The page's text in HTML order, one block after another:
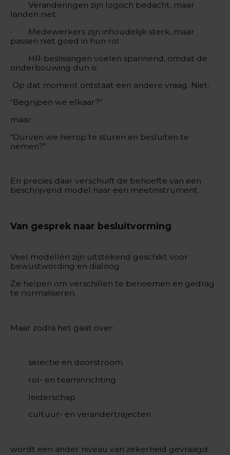
· Veranderingen zijn logisch bedacht, maar
landen niet
· Medewerkers zijn inhoudelijk sterk, maar
passen niet goed in hun rol
· HR-beslissingen voelen spannend, omdat de
onderbouwing dun is
Op dat moment ontstaat een andere vraag. Niet:
“Begrijpen we elkaar?”
maar:
“Durven we hierop te sturen en besluiten te
nemen?”
En precies daar verschuift de behoefte van een
beschrijvend model naar een meetinstrument.
Van gesprek naar besluitvorming
Veel modellen zijn uitstekend geschikt voor
bewustwording en dialoog.
Ze helpen om verschillen te benoemen en gedrag
te normaliseren.
Maar zodra het gaat over:
· selectie en doorstroom
· rol- en teaminrichting
· leiderschap
· cultuur- en verandertrajecten
wordt een ander niveau van zekerheid gevraagd.